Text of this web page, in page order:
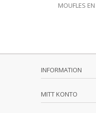
MOUFLES
INFORMATION
MITT KONTO